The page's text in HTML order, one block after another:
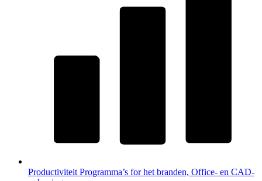
Productiviteit Programma’s for het branden, Office- en CAD-